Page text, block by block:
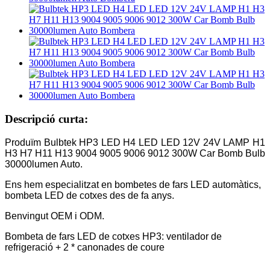
Descripció curta:
Produïm Bulbtek HP3 LED H4 LED LED 12V 24V LAMP H1
H3 H7 H11 H13 9004 9005 9006 9012 300W Car Bomb Bulb
30000lumen Auto.
Ens hem especialitzat en bombetes de fars LED automàtics,
bombeta LED de cotxes des de fa anys.
Benvingut OEM i ODM.
Bombeta de fars LED de cotxes HP3: ventilador de
refrigeració + 2 * canonades de coure